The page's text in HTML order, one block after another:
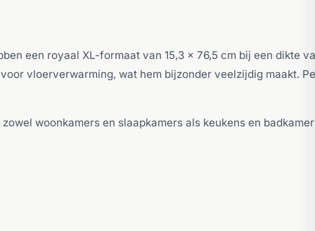
een royaal XL-formaat van 15,3 x 76,5 cm bij een dikte
vloerverwarming, wat hem bijzonder veelzijdig maakt.
woonkamers en slaapkamers als keukens en